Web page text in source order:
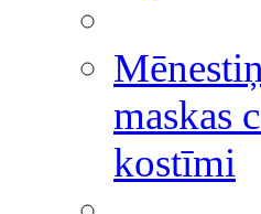
maskas
kostīmi